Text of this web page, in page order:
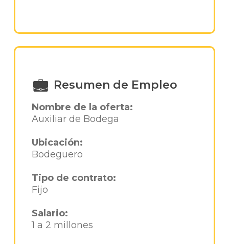
Resumen de Empleo
Nombre de la oferta:
Auxiliar de Bodega
Ubicación:
Bodeguero
Tipo de contrato:
Fijo
Salario:
1 a 2 millones